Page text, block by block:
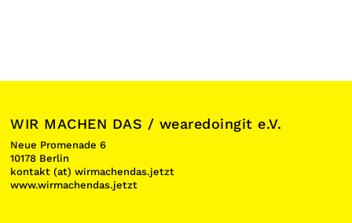
WIR MACHEN DAS / wearedoingit e.V.
Neue Promenade 6
10178 Berlin
kontakt (at) wirmachendas.jetzt
www.wirmachendas.jetzt